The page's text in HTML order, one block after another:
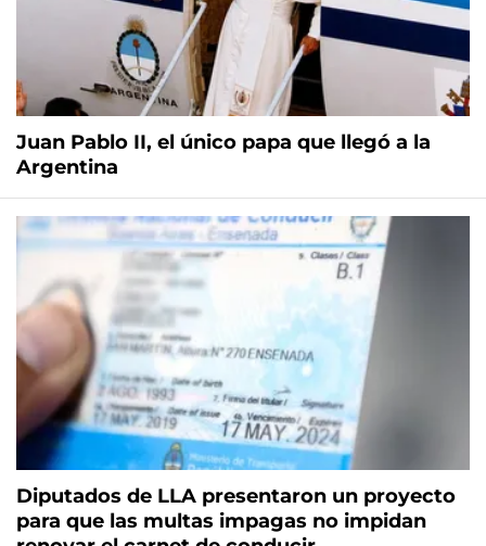
Juan Pablo II, el único papa que llegó a la
Argentina
Diputados de LLA presentaron un proyecto
para que las multas impagas no impidan